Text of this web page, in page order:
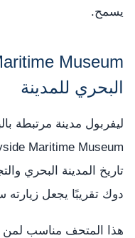
يسمح.
البحري للمدينة
ليفربول مدينة مرتبطة
تاريخ المدينة البحري
دوك تقريبًا يجعل زيارته
هذا المتحف مناسب لمن